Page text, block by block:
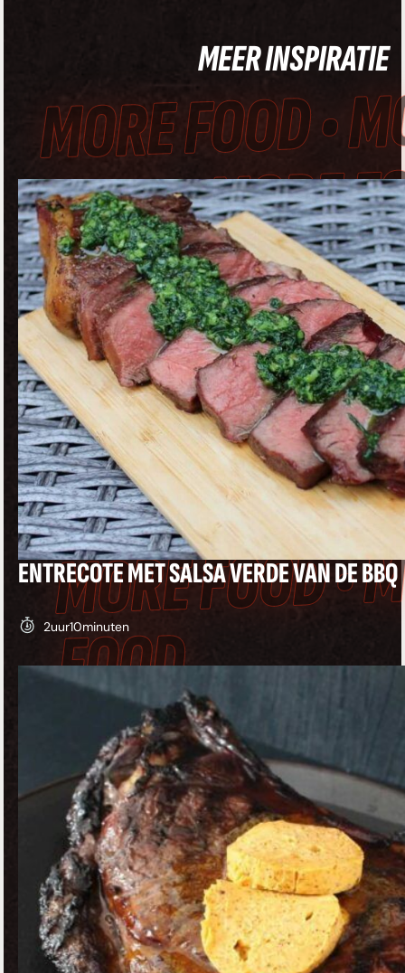
MORE FOOD •
FOOD • MORE
• MORE FOOD •
MORE FOOD •
FOOD • MORE
• MORE FOOD •
MORE FOOD •
FOOD
MEER INSPIRATIE
ENTRECOTE MET SALSA VERDE VAN DE BBQ
2uur10minuten